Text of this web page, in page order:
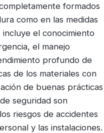
formados
como en las medidas
el conocimiento
el manejo
profundo de
de los materiales con
de buenas prácticas
seguridad son
riesgos de accidentes
y las instalaciones.